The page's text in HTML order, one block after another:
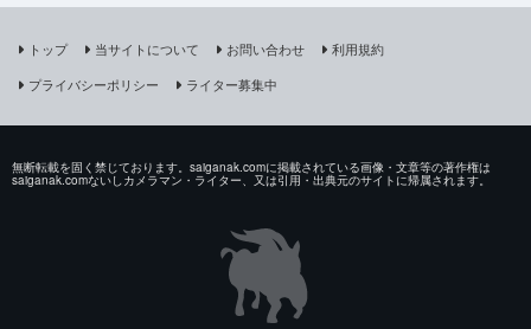
トップ 当サイトについて お問い合わせ
利用規約
プライバシーポリシー
ライター募集中
無断転載を固く禁じております。saiganak.comに掲載されている画像・文章等の著作権は
saiganak.comないしカメラマン・ライター、又は引用・出典元のサイトに帰属されます。